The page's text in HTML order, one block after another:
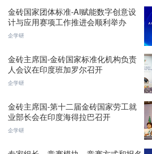
金砖国家团体标准-AI赋能数字创意设
计与应用赛项工作推进会顺利举办
企学研
金砖主席国-金砖国家标准化机构负责
人会议在印度班加罗尔召开
企学研
金砖主席国-第十二届金砖国家劳工就
业部长会在印度海得拉巴召开
企学研